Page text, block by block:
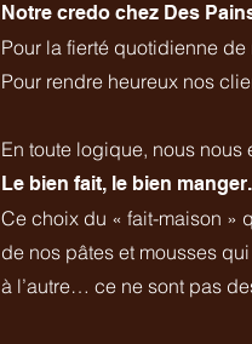
Notre credo chez Des
Pour la fierté quotidienne de
Pour rendre heureux nos
En toute logique, nous
Le bien fait, le bien manger.
Ce choix du « fait-maison »
de nos pâtes et mousses
à l’autre… ce ne sont pas